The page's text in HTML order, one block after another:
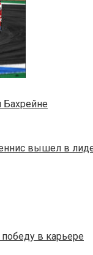
Бахрейне
вышел в
в карьере